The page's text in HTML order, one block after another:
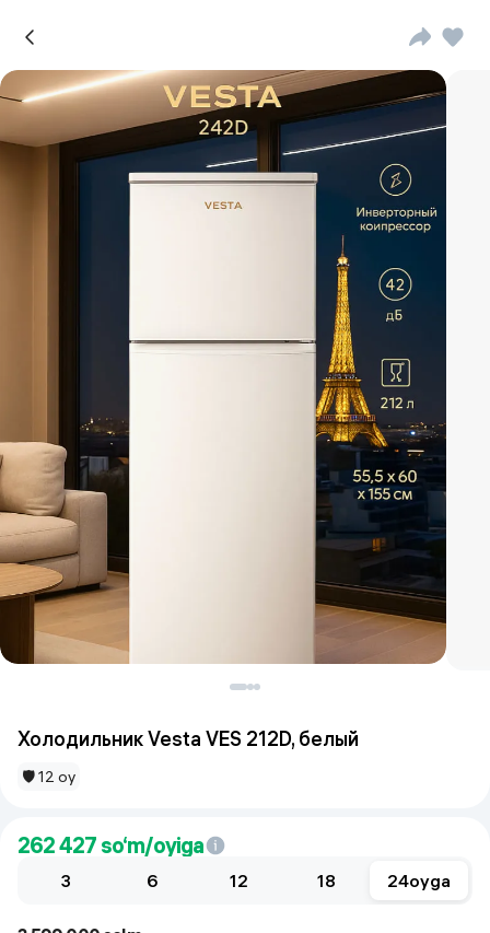
Холодильник Vesta VES 212D, белый
🛡 12 oy
262 427 so‘m/oyiga
3 6 12 18 24oyga